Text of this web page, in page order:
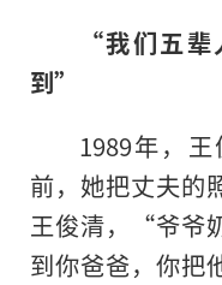
“我们五
到”
1989年，
前，她把丈夫的
王俊清，“爷爷
到你爸爸，你把